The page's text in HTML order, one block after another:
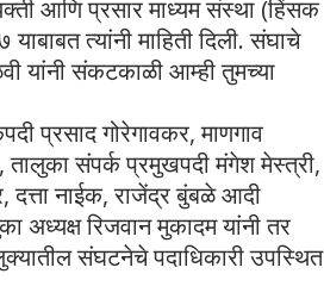
आणि प्रसार माध्यम संस्था (हिंसक
त्यांनी माहिती दिली. संघाचे
यांनी संकटकाळी आम्ही तुमच्या
प्रसाद गोरेगावकर, माणगाव
तालुका संपर्क प्रमुखपदी मंगेश मेस्त्री,
दत्ता नाईक, राजेंद्र बुंबळे आदी
अध्यक्ष रिजवान मुकादम यांनी तर
संघटनेचे पदाधिकारी उपस्थित